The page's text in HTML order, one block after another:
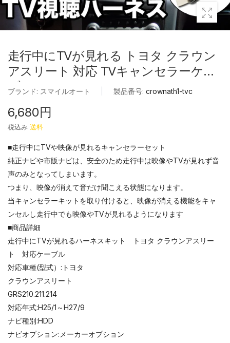
走行中にTVが見れる トヨタ クラウン
アスリート 対応 TVキャンセラーケー
ブル
ブランド: スマイルオート 製品番号: crownath1-tvc
6,680円
税込み 送料
■走行中にTVや映像が見れるキャンセラーセット
純正ナビや市販ナビは、安全のため走行中は映像やTVが見れず音
声のみとなってしまいます。
つまり、映像が消えて音だけ聞こえる状態になります。
当キャンセラーキットを取り付けると、映像が消える機能をキャ
ンセルし走行中でも映像やTVが見れるようになります
■商品詳細
走行中にTVが見れるハーネスキット トヨタ クラウンアスリー
ト 対応ケーブル
対応車種(型式）:トヨタ
クラウンアスリート
GRS210.211.214
対応年式:H25/1～H27/9
ナビ種別:HDD
ナビオプション:メーカーオプション